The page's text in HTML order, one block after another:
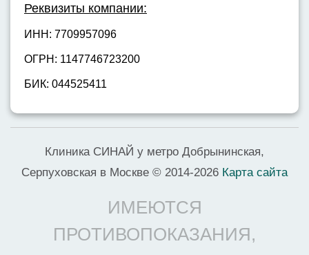
Реквизиты компании:
ИНН: 7709957096
ОГРН: 1147746723200
БИК: 044525411
Клиника СИНАЙ у метро Добрынинская,
Серпуховская в Москве © 2014-2026 Карта сайта
ИМЕЮТСЯ
ПРОТИВОПОКАЗАНИЯ,